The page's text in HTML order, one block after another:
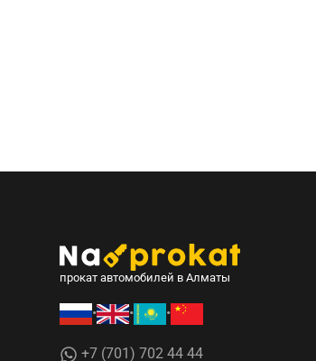
прокат автомобилей в Алматы
• • •
+7 (701) 702 44 44